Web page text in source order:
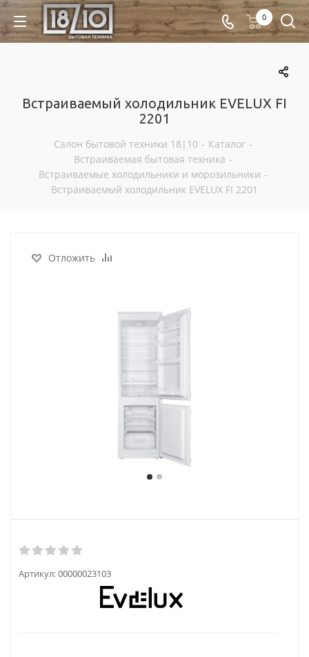
0
Встраиваемый холодильник EVELUX FI
2201
Салон бытовой техники 18|10 - Каталог -
Встраиваемая бытовая техника -
Встраиваемые холодильники и морозильники -
Встраиваемый холодильник EVELUX FI 2201
Отложить
Артикул:00000023103